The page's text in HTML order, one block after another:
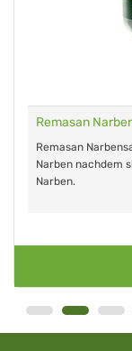
Remasan
Remasan
Narben nachdem
Narben.